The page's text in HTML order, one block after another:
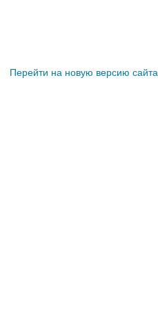
Перейти на новую версию сайта.